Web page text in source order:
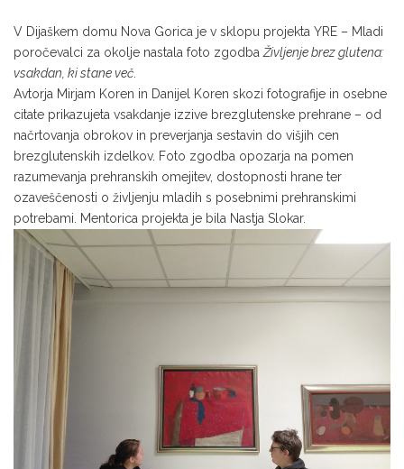
V Dijaškem domu Nova Gorica je v sklopu projekta YRE – Mladi
poročevalci za okolje nastala foto zgodba Življenje brez glutena:
vsakdan, ki stane več
Avtorja Mirjam Koren in Danijel Koren skozi fotografije in osebne
citate prikazujeta vsakdanje izzive brezglutenske prehrane – od
načrtovanja obrokov in preverjanja sestavin do višjih cen
brezglutenskih izdelkov. Foto zgodba opozarja na pomen
razumevanja prehranskih omejitev, dostopnosti hrane ter
ozaveščenosti o življenju mladih s posebnimi prehranskimi
potrebami. Mentorica projekta je bila Nastja Slokar.